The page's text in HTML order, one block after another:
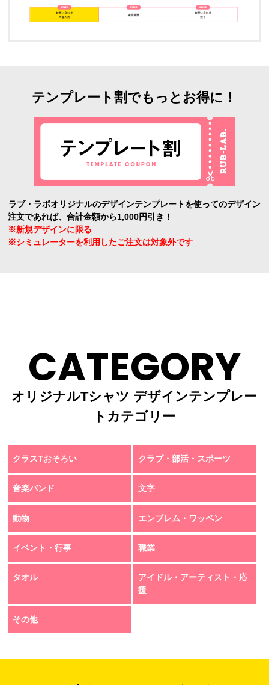
テンプレート割でもっとお得に！
ラブ・ラボオリジナルのデザインテンプレートを使ってのデザイン
注文であれば、合計金額から1,000円引き！
※新規デザインに限る
※シミュレーターを利用したご注文は対象外です
CATEGORY
オリジナルTシャツ デザインテンプレー
トカテゴリー
クラスTおそろい クラブ・部活・スポーツ
音楽バンド 文字
動物 エンブレム・ワッペン
イベント・行事 職業
タオル
アイドル・アーティスト・応
援
その他